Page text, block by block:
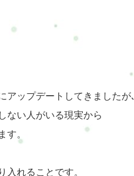
アップデートしてきましたが､
ない人がいる現実から
す。
入れることです。